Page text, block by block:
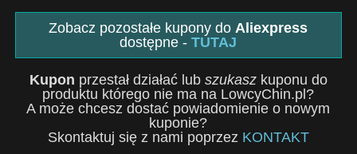
Zobacz pozostałe kupony doAliexpress
dostępne -TUTAJ
Kupon przestał działać lub szukaszkuponu do
produktu którego nie ma na LowcyChin.pl?
A może chcesz dostać powiadomienie o nowym
kuponie?
Skontaktuj się z nami poprzez KONTAKT